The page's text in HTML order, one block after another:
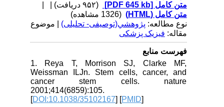
متن کامل[PDF 645 kb]
| |
متن کامل (HTML)
(1326 مشاهده)
نوع مطالعه:پژوهشي(توصیفی- تحلیلی) | موضوع
مقاله:فیزیک پزشکی
فهرست منابع
1. Reya T, Morrison SJ, Clarke MF,
Weissman ILJn. Stem cells, cancer, and
cancer stem cells. nature
2001;414(6859):105.
[DOI:10.1038/35102167] [PMID